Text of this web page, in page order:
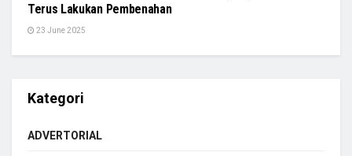
Terus Lakukan Pembenahan
23 June 2025
Kategori
ADVERTORIAL